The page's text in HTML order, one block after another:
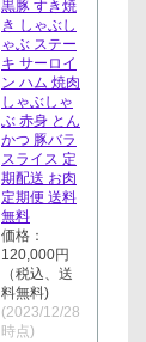
黒豚 すき焼
き しゃぶし
ゃぶ ステー
キ サーロイ
ン ハム 焼肉
しゃぶしゃ
ぶ 赤身 とん
かつ 豚バラ
スライス 定
期配送 お肉
定期便 送料
無料
価格：
120,000円
（税込、送
料無料)
(2023/12/28
時点)